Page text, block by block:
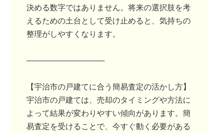
決める数字ではありません。将来の選択肢を考
えるための土台として受け止めると、気持ちの
整理がしやすくなります。
――――――――――
【宇治市の戸建てに合う簡易査定の活かし方】
宇治市の戸建ては、売却のタイミングや方法に
よって結果が変わりやすい傾向があります。簡
易査定を受けることで、今すぐ動く必要がある